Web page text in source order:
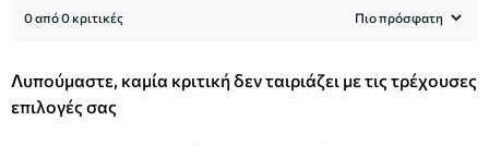
0 από 0 κριτικές
Λυπούμαστε, καμία κριτική δεν ταιριάζει με τις τρέχουσες
επιλογές σας